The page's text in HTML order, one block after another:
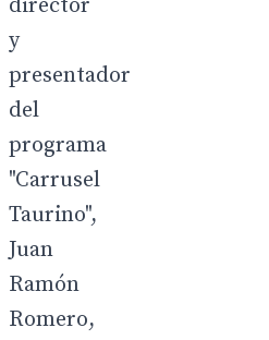
director
y
presentador
del
programa
"Carrusel
Taurino",
Juan
Ramón
Romero,